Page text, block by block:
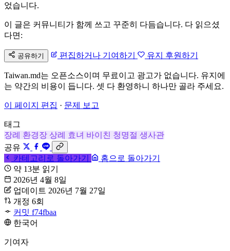
었습니다.
이 글은 커뮤니티가 함께 쓰고 꾸준히 다듬습니다. 다 읽으셨
다면:
공유하기 편집하거나 기여하기 유지 후원하기
Taiwan.md는 오픈소스이며 무료이고 광고가 없습니다. 유지에
는 약간의 비용이 듭니다. 셋 다 환영하니 하나만 골라 주세요.
이 페이지 편집 · 문제 보고
태그
장례 환경장 상례 효녀 바이친 청명절 생사관
공유
카테고리로 돌아가기
홈으로 돌아가기
약 13분 읽기
2026년 4월 8일
업데이트 2026년 7월 27일
개정 6회
커밋 f74fbaa
한국어
기여자